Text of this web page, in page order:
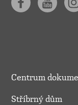
Centrum
Stříbrný dům